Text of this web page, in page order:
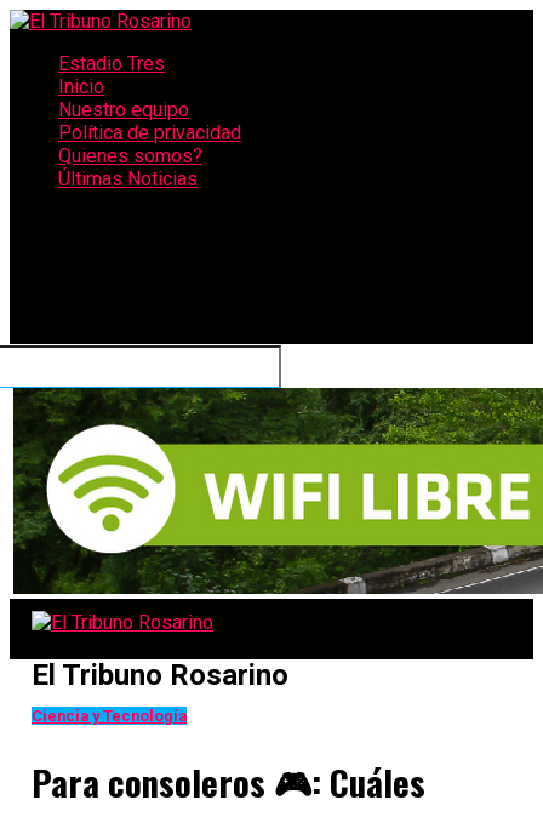
Estadio Tres
Inicio
Nuestro equipo
Política de privacidad
Quienes somos?
Últimas Noticias
El Tribuno Rosarino
Ciencia y Tecnología
Para consoleros 🎮: Cuáles